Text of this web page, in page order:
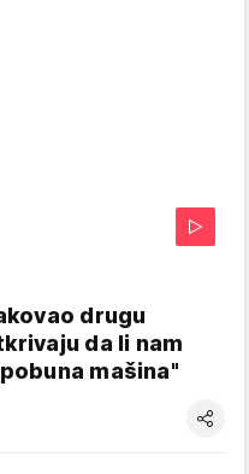
drugu
da li nam
mašina"